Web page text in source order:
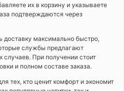
их в корзину и указываете
подтверждаются через
доставку максимально быстро,
службы предлагают
случаев. При получении стоит
и полном составе заказа.
тех, кто ценит комфорт и экономит